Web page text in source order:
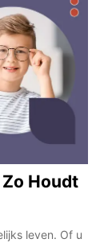
Houdt
leven. Of u